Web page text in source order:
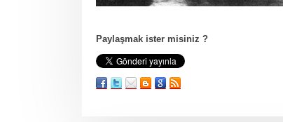
Paylaşmak ister misiniz ?